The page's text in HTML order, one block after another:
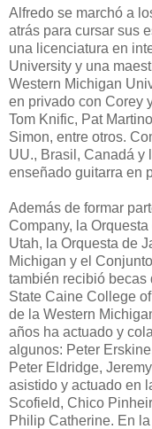
Alfredo se marchó a
atrás para cursar sus
una licenciatura en
University y una
Western Michigan
en privado con Corey
Tom Knific, Pat
Simon, entre otros.
UU., Brasil, Canadá y
enseñado guitarra en
Además de formar
Company, la
Utah, la Orquesta de
Michigan y el
también recibió
State Caine College
de la Western
años ha actuado y
algunos: Peter
Peter Eldridge,
asistido y actuado en
Scofield, Chico
Philip Catherine. En